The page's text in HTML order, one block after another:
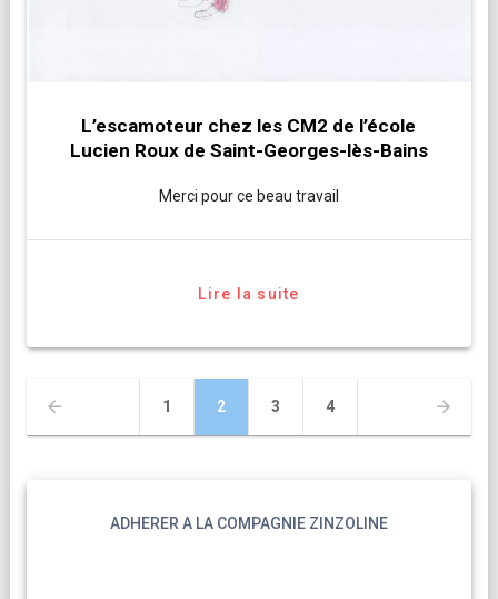
L’escamoteur chez les CM2 de l’école
Lucien Roux de Saint-Georges-lès-Bains
Merci pour ce beau travail
Lire la suite
des
Page
1 Page
2 Page
3 Page
4
ADHERER A LA COMPAGNIE ZINZOLINE